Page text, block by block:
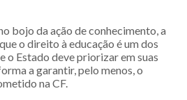
bojo da ação de conhecimento, a
o direito à educação é um dos
o Estado deve priorizar em suas
a garantir, pelo menos, o
na CF.